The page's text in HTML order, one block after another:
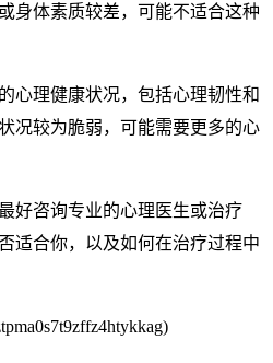
身体素质较差，可能不适合这种
心理健康状况，包括心理韧性和
况较为脆弱，可能需要更多的心
好咨询专业的心理医生或治疗
适合你，以及如何在治疗过程中